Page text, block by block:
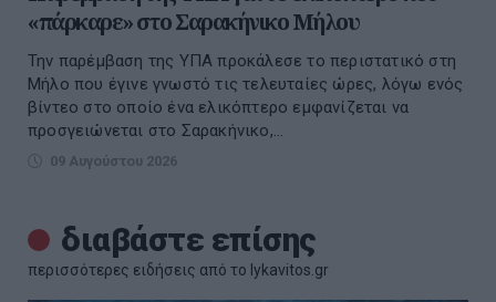
«πάρκαρε» στο Σαρακήνικο Μήλου
Την παρέμβαση της ΥΠΑ προκάλεσε το περιστατικό στη
Μήλο που έγινε γνωστό τις τελευταίες ώρες, λόγω ενός
βίντεο στο οποίο ένα ελικόπτερο εμφανίζεται να
προσγειώνεται στο Σαρακήνικο,...
09 Αυγούστου 2026
διαβάστε επίσης
περισσότερες ειδήσεις από το lykavitos.gr